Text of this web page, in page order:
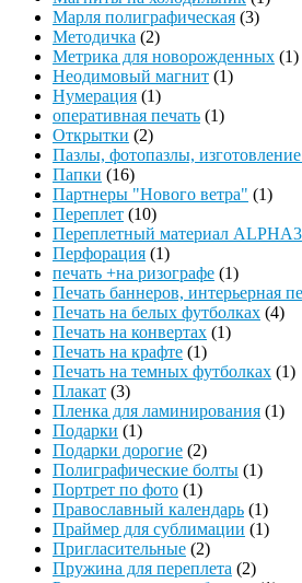
Марля полиграфическая (3)
Методичка (2)
Метрика для новорожденных (1)
Неодимовый магнит (1)
Нумерация (1)
оперативная печать (1)
Открытки (2)
Пазлы, фотопазлы,
Папки (16)
Партнеры "Нового ветра" (1)
Переплет (10)
Переплетный материал ALPHA3
Перфорация (1)
печать +на ризографе (1)
Печать баннеров, интерьерная
Печать на белых футболках (4)
Печать на конвертах (1)
Печать на крафте (1)
Печать на темных футболках (1)
Плакат (3)
Пленка для ламинирования (1)
Подарки (1)
Подарки дорогие (2)
Полиграфические болты (1)
Портрет по фото (1)
Православный календарь (1)
Праймер для сублимации (1)
Пригласительные (2)
Пружина для переплета (2)